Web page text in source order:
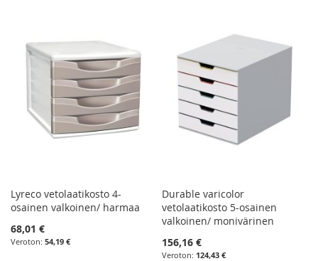
Lyreco vetolaatikosto 4-
osainen valkoinen/ harmaa
68,01 €
54,19 €
Durable varicolor
vetolaatikosto 5-osainen
valkoinen/ monivärinen
156,16 €
124,43 €